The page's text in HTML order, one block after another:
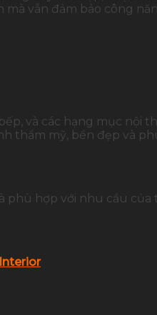
vẫn đảm bảo công
và các hạng mục nội
thẩm mỹ, bền đẹp và
phù hợp với nhu cầu của